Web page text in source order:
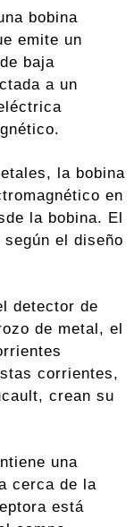
bobina
emite un
baja
a un
la bobina
en
la bobina. El
el diseño
detector de
de metal, el
corrientes,
crean su
una
cerca de la
está